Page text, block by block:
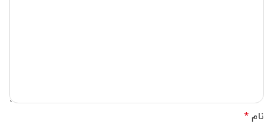
نام *